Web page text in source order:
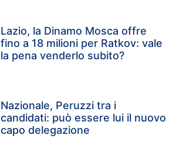
Lazio, la Dinamo Mosca offre
fino a 18 milioni per Ratkov: vale
la pena venderlo subito?
Nazionale, Peruzzi tra i
candidati: può essere lui il nuovo
capo delegazione